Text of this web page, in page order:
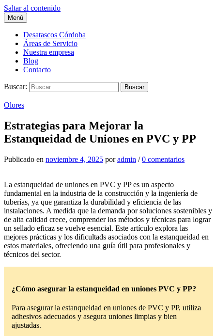
Saltar al contenido
Menú
Desatascos Córdoba
Áreas de Servicio
Nuestra empresa
Blog
Contacto
Buscar:
Olores
Estrategias para Mejorar la
Estanqueidad de Uniones en PVC y PP
Publicado en noviembre 4, 2025 poradmin /0 comentarios
La estanqueidad de uniones en PVC y PP es un aspecto
fundamental en la industria de la construcción y la ingeniería de
tuberías, ya que garantiza la durabilidad y eficiencia de las
instalaciones. A medida que la demanda por soluciones sostenibles y
de alta calidad crece, comprender los métodos y técnicas para lograr
un sellado eficaz se vuelve esencial. Este artículo explora las
mejores prácticas y los dificultads asociados con la estanqueidad en
estos materiales, ofreciendo una guía útil para profesionales y
técnicos del sector.
¿Cómo asegurar la estanqueidad en uniones PVC y PP?
Para asegurar la estanqueidad en uniones de PVC y PP, utiliza
adhesivos adecuados y asegura uniones limpias y bien
ajustadas.